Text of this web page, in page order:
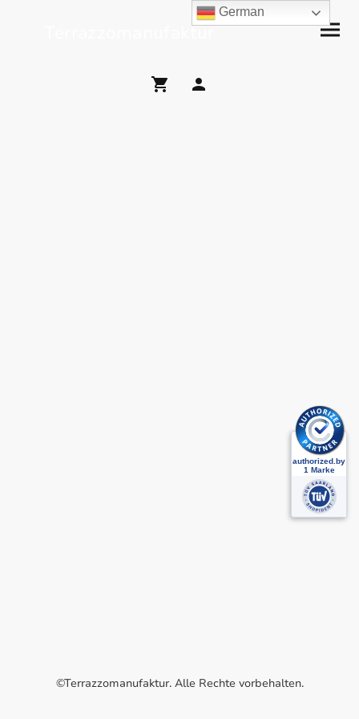
Terrazzomanufaktur
©Terrazzomanufaktur. Alle Rechte vorbehalten.
German